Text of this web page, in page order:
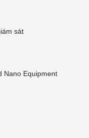
sát
Nano Equipment